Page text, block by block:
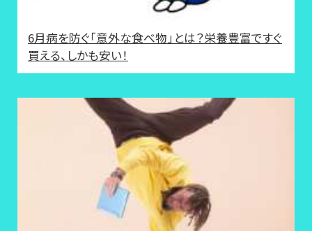
6月病を防ぐ「意外な食べ物」とは？栄養豊富ですぐ
買える、しかも安い！